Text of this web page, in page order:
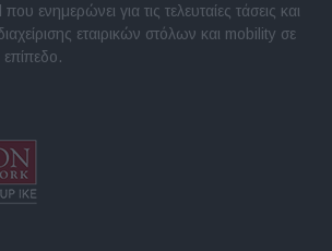
ενημερώνει για τις τελευταίες τάσεις και
εταιρικών στόλων και mobility σε
επίπεδο.